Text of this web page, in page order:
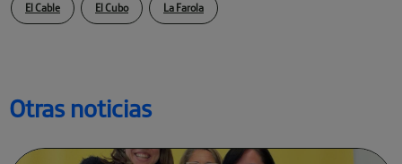
Otras noticias
El Cable El Cubo La Farola